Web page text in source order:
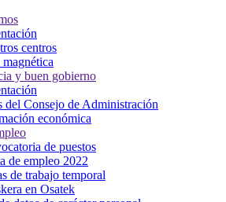
centros
y buen gobierno
del Consejo de Administración
económica
de puestos
de empleo 2022
de trabajo temporal
en Osatek